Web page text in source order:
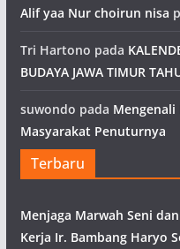
Alif yaa Nur choirun nisa
Tri Hartono pada
BUDAYA JAWA TIMUR
suwondo pada Mengenali
Masyarakat Penuturnya
Terbaru
Menjaga Marwah Seni
Kerja Ir. Bambang Haryo